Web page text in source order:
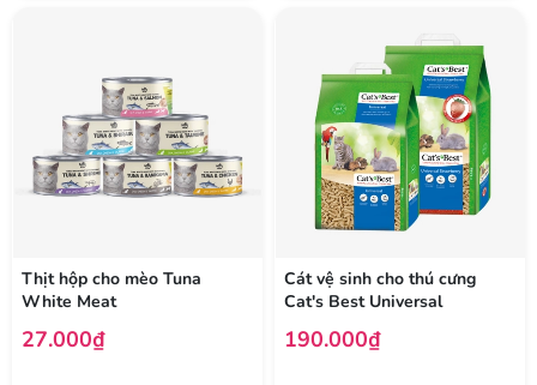
Thịt hộp cho mèo Tuna
White Meat
27.000₫
Cát vệ sinh cho thú cưng
Cat's Best Universal
190.000₫